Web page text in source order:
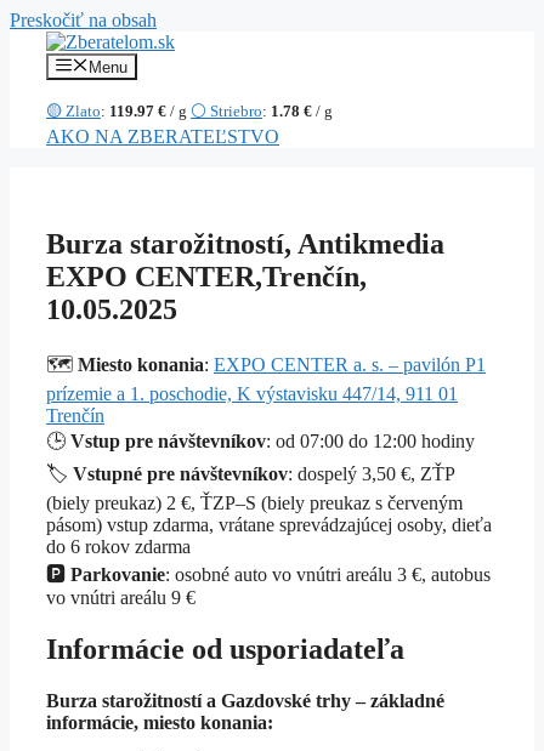
Preskočiť na obsah
Menu
🟡 Zlato: 119.97 € / g ⚪ Striebro: 1.78 € / g
AKO NA ZBERATEĽSTVO
Burza starožitností, Antikmedia
EXPO CENTER,Trenčín,
10.05.2025
🗺️ Miesto konania: EXPO CENTER a. s. – pavilón P1
prízemie a 1. poschodie, K výstavisku 447/14, 911 01
Trenčín
🕒 Vstup pre návštevníkov: od 07:00 do 12:00 hodiny
🏷️ Vstupné pre návštevníkov: dospelý 3,50 €, ZŤP
(biely preukaz) 2 €, ŤZP–S (biely preukaz s červeným
pásom) vstup zdarma, vrátane sprevádzajúcej osoby, dieťa
do 6 rokov zdarma
🅿️ Parkovanie: osobné auto vo vnútri areálu 3 €, autobus
vo vnútri areálu 9 €
Informácie od usporiadateľa
Burza starožitností a Gazdovské trhy – základné
informácie, miesto konania: